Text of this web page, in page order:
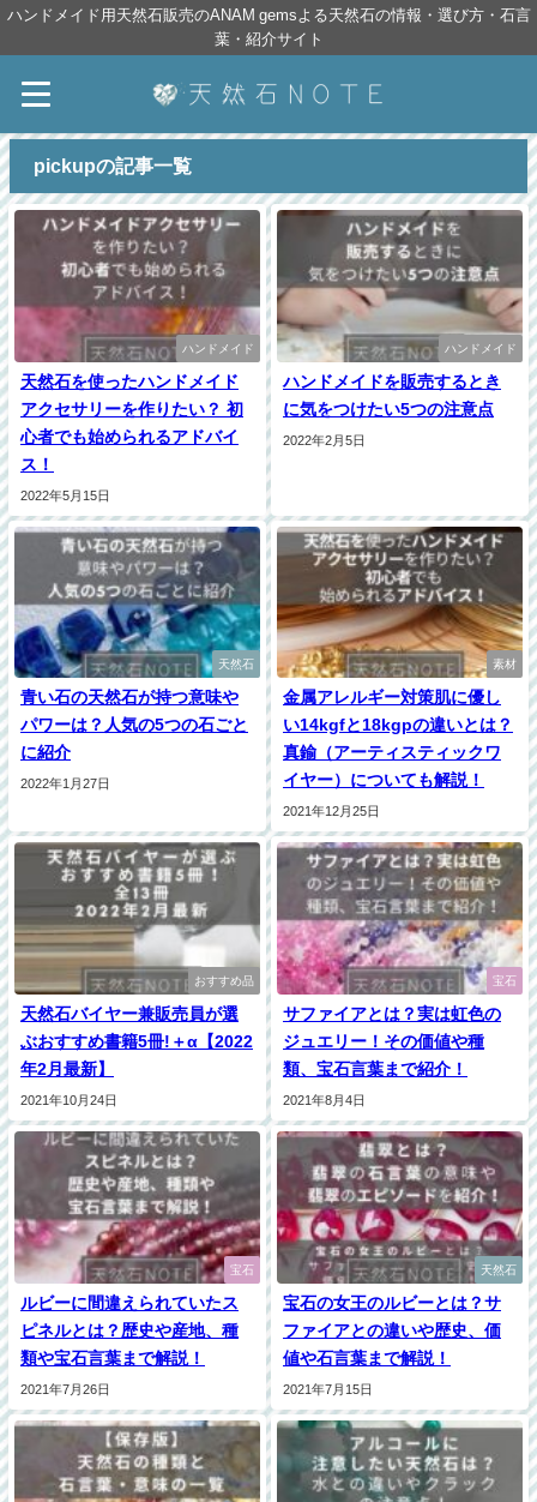
ハンドメイド用天然石販売のANAM gemsよる天然石の情報・選び方・石言
葉・紹介サイト
pickupの記事一覧
ハンドメイド
天然石を使ったハンドメイド
アクセサリーを作りたい？ 初
心者でも始められるアドバイ
ス！
2022年5月15日
ハンドメイド
ハンドメイドを販売するとき
に気をつけたい5つの注意点
2022年2月5日
天然石
青い石の天然石が持つ意味や
パワーは？人気の5つの石ごと
に紹介
2022年1月27日
素材
金属アレルギー対策肌に優し
い14kgfと18kgpの違いとは？
真鍮（アーティスティックワ
イヤー）についても解説！
2021年12月25日
おすすめ品
天然石バイヤー兼販売員が選
ぶおすすめ書籍5冊!＋α【2022
年2月最新】
2021年10月24日
宝石
サファイアとは？実は虹色の
ジュエリー！その価値や種
類、宝石言葉まで紹介！
2021年8月4日
宝石
ルビーに間違えられていたス
ピネルとは？歴史や産地、種
類や宝石言葉まで解説！
2021年7月26日
天然石
宝石の女王のルビーとは？サ
ファイアとの違いや歴史、価
値や石言葉まで解説！
2021年7月15日